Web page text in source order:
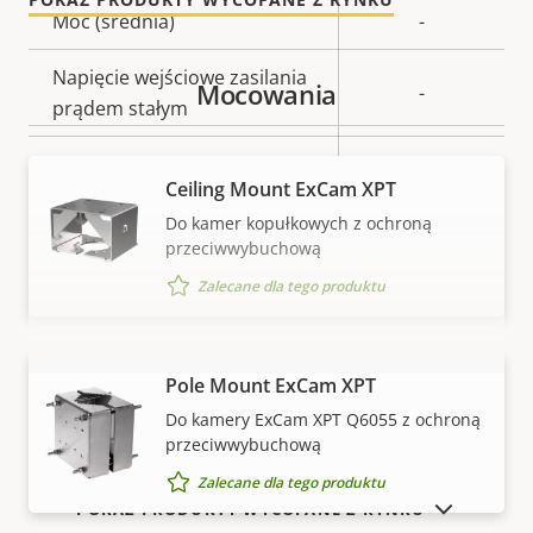
Moc (średnia) -
Napięcie wejściowe zasilania
prądem stałym
-
prądem przemiennym
WYŚWIETL WIĘCEJ
Mocowania
Ceiling Mount ExCam XPT
Do kamer kopułkowych z ochroną
przeciwwybuchową
Zalecane dla tego produktu
Pole Mount ExCam XPT
Do kamery ExCam XPT Q6055 z ochroną
przeciwwybuchową
Zalecane dla tego produktu
POKAŻ PRODUKTY WYCOFANE Z RYNKU